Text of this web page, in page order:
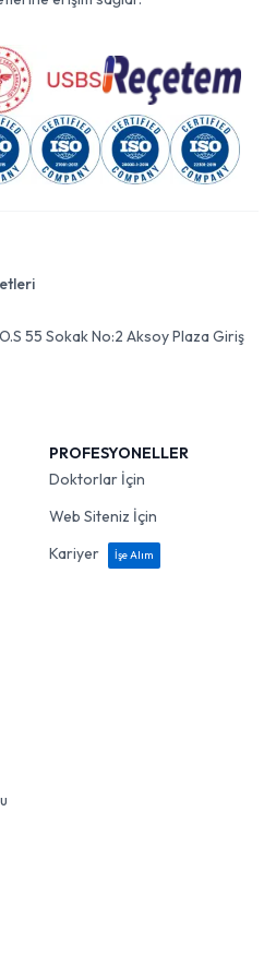
55 Sokak No:2 Aksoy Plaza Giriş
PROFESYONELLER
Doktorlar İçin
Web Siteniz İçin
Kariyer
İşe Alım